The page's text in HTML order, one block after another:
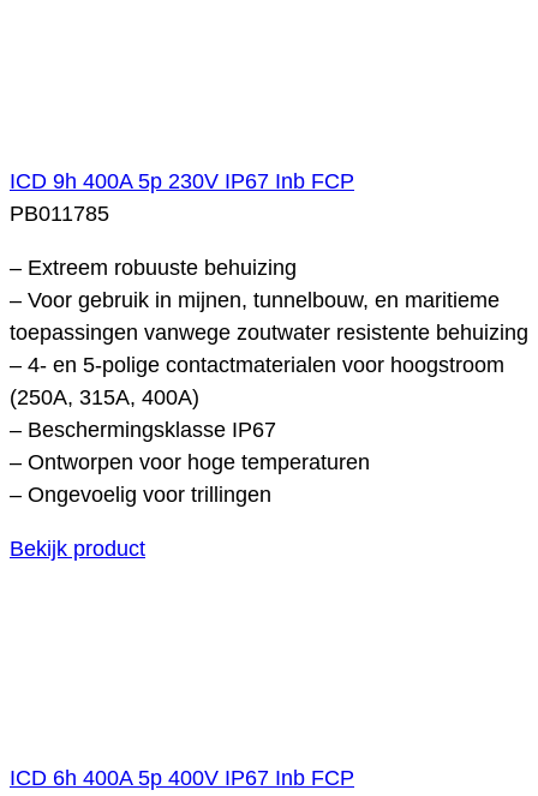
ICD 9h 400A 5p 230V IP67 Inb FCP
PB011785
– Extreem robuuste behuizing
– Voor gebruik in mijnen, tunnelbouw, en maritieme
toepassingen vanwege zoutwater resistente behuizing
– 4- en 5-polige contactmaterialen voor hoogstroom
(250A, 315A, 400A)
– Beschermingsklasse IP67
– Ontworpen voor hoge temperaturen
– Ongevoelig voor trillingen
Bekijk product
ICD 6h 400A 5p 400V IP67 Inb FCP